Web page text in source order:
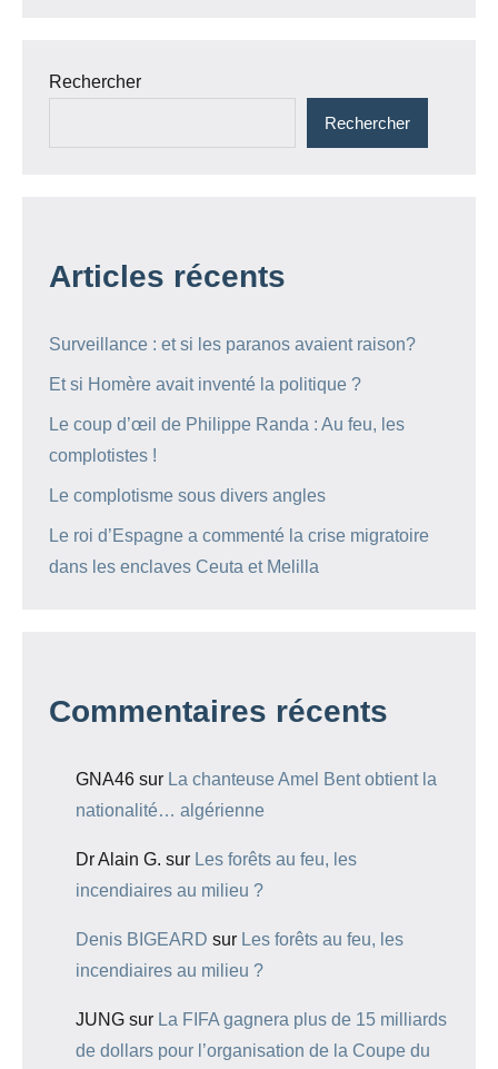
Rechercher
Rechercher
Articles récents
Surveillance : et si les paranos avaient raison?
Et si Homère avait inventé la politique ?
Le coup d’œil de Philippe Randa : Au feu, les
complotistes !
Le complotisme sous divers angles
Le roi d’Espagne a commenté la crise migratoire
dans les enclaves Ceuta et Melilla
Commentaires récents
GNA46 sur La chanteuse Amel Bent obtient la
nationalité… algérienne
Dr Alain G. sur Les forêts au feu, les
incendiaires au milieu ?
Denis BIGEARD sur Les forêts au feu, les
incendiaires au milieu ?
JUNG sur La FIFA gagnera plus de 15 milliards
de dollars pour l’organisation de la Coupe du